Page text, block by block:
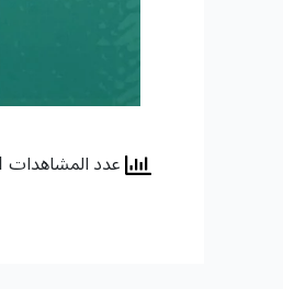
عدد المشاهدات 51